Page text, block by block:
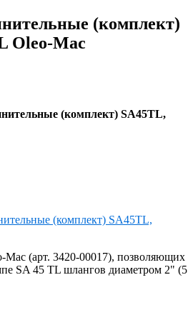
(комплект)
Oleo-Mac
(комплект) SA45TL,
(арт. 3420-00017), позволяющих
SA 45 TL шлангов диаметром 2" (5